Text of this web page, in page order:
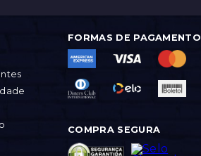
FORMAS DE PAGAMENTO
COMPRA SEGURA